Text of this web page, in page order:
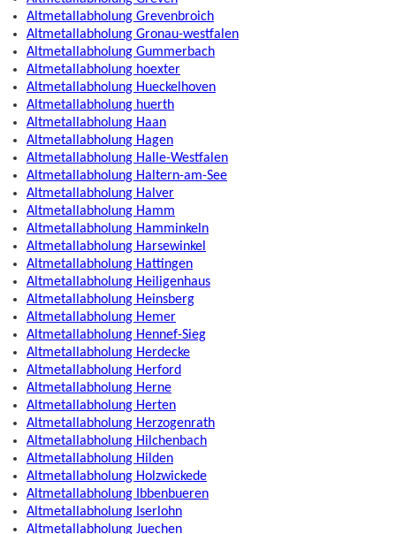
Altmetallabholung Grevenbroich
Altmetallabholung Gronau-westfalen
Altmetallabholung Gummerbach
Altmetallabholung hoexter
Altmetallabholung Hueckelhoven
Altmetallabholung huerth
Altmetallabholung Haan
Altmetallabholung Hagen
Altmetallabholung Halle-Westfalen
Altmetallabholung Haltern-am-See
Altmetallabholung Halver
Altmetallabholung Hamm
Altmetallabholung Hamminkeln
Altmetallabholung Harsewinkel
Altmetallabholung Hattingen
Altmetallabholung Heiligenhaus
Altmetallabholung Heinsberg
Altmetallabholung Hemer
Altmetallabholung Hennef-Sieg
Altmetallabholung Herdecke
Altmetallabholung Herford
Altmetallabholung Herne
Altmetallabholung Herten
Altmetallabholung Herzogenrath
Altmetallabholung Hilchenbach
Altmetallabholung Hilden
Altmetallabholung Holzwickede
Altmetallabholung Ibbenbueren
Altmetallabholung Iserlohn
Altmetallabholung Juechen